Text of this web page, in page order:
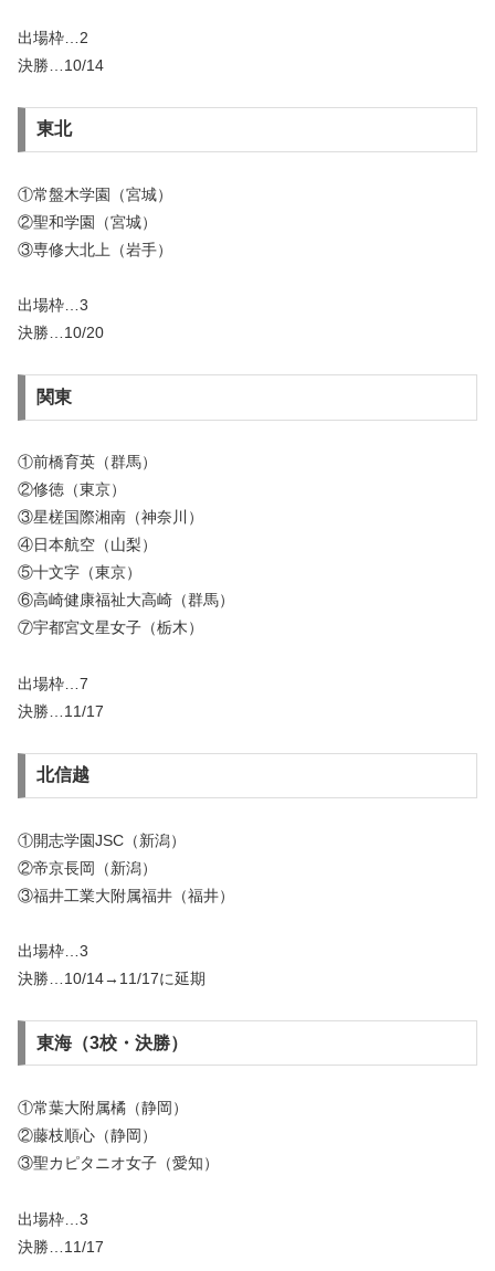
出場枠…2
決勝…10/14
東北
①常盤木学園（宮城）
②聖和学園（宮城）
③専修大北上（岩手）
出場枠…3
決勝…10/20
関東
①前橋育英（群馬）
②修徳（東京）
③星槎国際湘南（神奈川）
④日本航空（山梨）
⑤十文字（東京）
⑥高崎健康福祉大高崎（群馬）
⑦宇都宮文星女子（栃木）
出場枠…7
決勝…11/17
北信越
①開志学園JSC（新潟）
②帝京長岡（新潟）
③福井工業大附属福井（福井）
出場枠…3
決勝…10/14→11/17に延期
東海（3校・決勝）
①常葉大附属橘（静岡）
②藤枝順心（静岡）
③聖カピタニオ女子（愛知）
出場枠…3
決勝…11/17